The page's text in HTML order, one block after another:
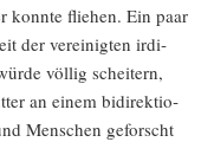
konn­te flie­hen. Ein paar
der ver­ei­nig­ten irdi­
völ­lig schei­tern,
an einem bidi­rek­tio­
Men­schen geforscht